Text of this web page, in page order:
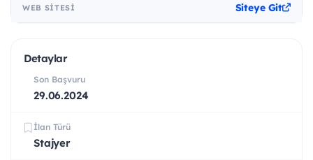
WEB SITESI Siteye Git
Detaylar
Son Başvuru
29.06.2024
İlan Türü
Stajyer